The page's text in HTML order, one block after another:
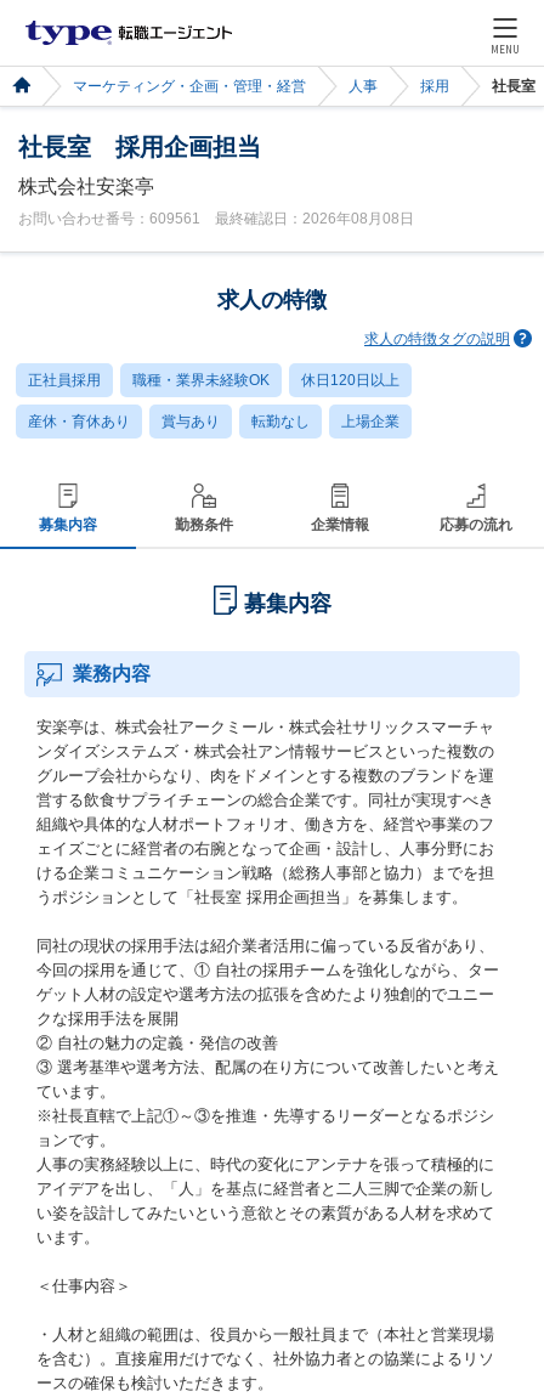
MENU
マーケティング・企画・管理・経営 人事 採用 社長室
社長室 採用企画担当
株式会社安楽亭
お問い合わせ番号：609561 最終確認日：2026年08月08日
求人の特徴
求人の特徴タグの説明
正社員採用 職種・業界未経験OK 休日120日以上
産休・育休あり 賞与あり 転勤なし 上場企業
募集内容 勤務条件 企業情報 応募の流れ
募集内容
業務内容
安楽亭は、株式会社アークミール・株式会社サリックスマーチャ
ンダイズシステムズ・株式会社アン情報サービスといった複数の
グループ会社からなり、肉をドメインとする複数のブランドを運
営する飲食サプライチェーンの総合企業です。同社が実現すべき
組織や具体的な人材ポートフォリオ、働き方を、経営や事業のフ
ェイズごとに経営者の右腕となって企画・設計し、人事分野にお
ける企業コミュニケーション戦略（総務人事部と協力）までを担
うポジションとして「社長室 採用企画担当」を募集します。
同社の現状の採用手法は紹介業者活用に偏っている反省があり、
今回の採用を通じて、① 自社の採用チームを強化しながら、ター
ゲット人材の設定や選考方法の拡張を含めたより独創的でユニー
クな採用手法を展開
② 自社の魅力の定義・発信の改善
③ 選考基準や選考方法、配属の在り方について改善したいと考え
ています。
※社長直轄で上記①～③を推進・先導するリーダーとなるポジシ
ョンです。
人事の実務経験以上に、時代の変化にアンテナを張って積極的に
アイデアを出し、「人」を基点に経営者と二人三脚で企業の新し
い姿を設計してみたいという意欲とその素質がある人材を求めて
います。
＜仕事内容＞
・人材と組織の範囲は、役員から一般社員まで（本社と営業現場
を含む）。直接雇用だけでなく、社外協力者との協業によるリソ
ースの確保も検討いただきます。